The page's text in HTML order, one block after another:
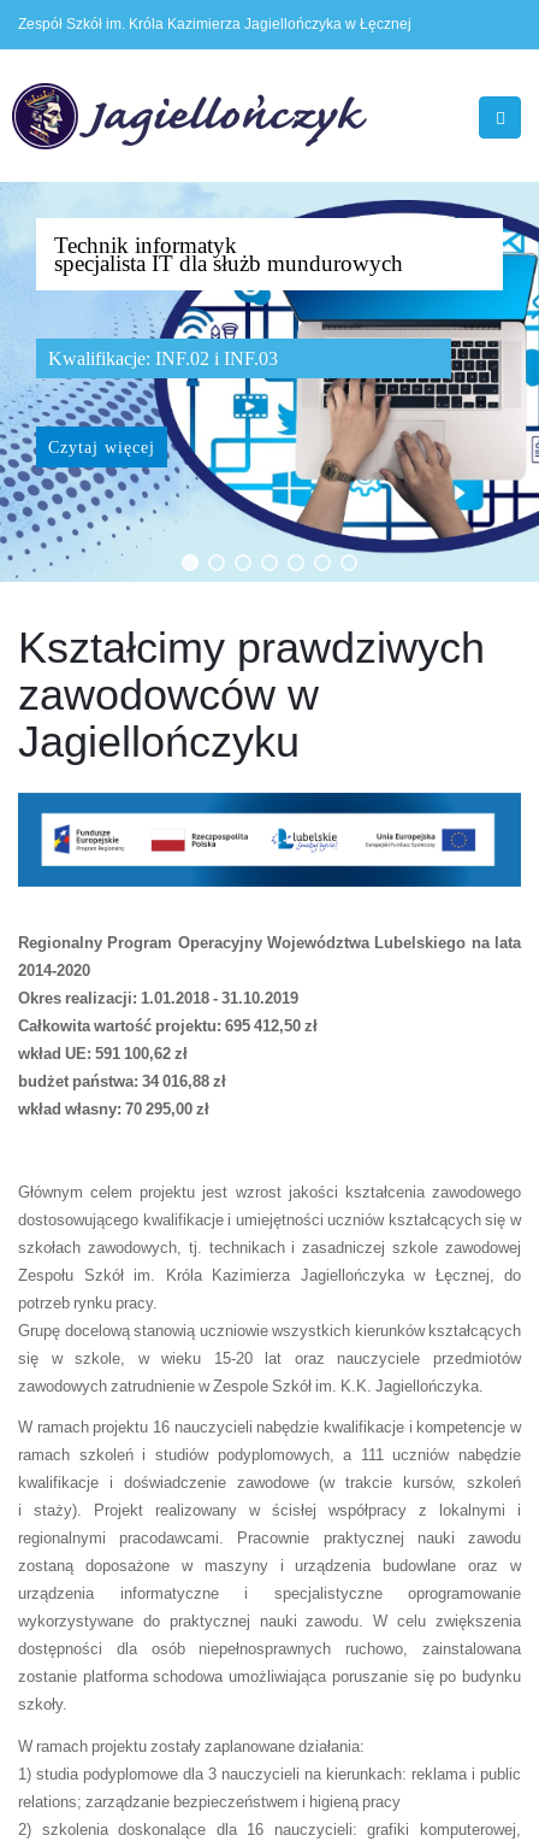
Zespół Szkół im. Króla Kazimierza Jagiellończyka w Łęcznej
Technik informatyk
specjalista IT dla służb mundurowych
Kwalifikacje: INF.02 i INF.03
Czytaj więcej
Kształcimy prawdziwych
zawodowców w
Jagiellończyku
Regionalny Program Operacyjny Województwa Lubelskiego na lata
2014-2020
Okres realizacji: 1.01.2018 - 31.10.2019
Całkowita wartość projektu: 695 412,50 zł
wkład UE: 591 100,62 zł
budżet państwa: 34 016,88 zł
wkład własny: 70 295,00 zł
Głównym celem projektu jest wzrost jakości kształcenia zawodowego
dostosowującego kwalifikacje i umiejętności uczniów kształcących się w
szkołach zawodowych, tj. technikach i zasadniczej szkole zawodowej
Zespołu Szkół im. Króla Kazimierza Jagiellończyka w Łęcznej, do
potrzeb rynku pracy.
Grupę docelową stanowią uczniowie wszystkich kierunków kształcących
się w szkole, w wieku 15-20 lat oraz nauczyciele przedmiotów
zawodowych zatrudnienie w Zespole Szkół im. K.K. Jagiellończyka.
W ramach projektu 16 nauczycieli nabędzie kwalifikacje i kompetencje w
ramach szkoleń i studiów podyplomowych, a 111 uczniów nabędzie
kwalifikacje i doświadczenie zawodowe (w trakcie kursów, szkoleń
i staży). Projekt realizowany w ścisłej współpracy z lokalnymi i
regionalnymi pracodawcami. Pracownie praktycznej nauki zawodu
zostaną doposażone w maszyny i urządzenia budowlane oraz w
urządzenia informatyczne i specjalistyczne oprogramowanie
wykorzystywane do praktycznej nauki zawodu. W celu zwiększenia
dostępności dla osób niepełnosprawnych ruchowo, zainstalowana
zostanie platforma schodowa umożliwiająca poruszanie się po budynku
szkoły.
W ramach projektu zostały zaplanowane działania:
1) studia podyplomowe dla 3 nauczycieli na kierunkach: reklama i public
relations; zarządzanie bezpieczeństwem i higieną pracy
2) szkolenia doskonalące dla 16 nauczycieli: grafiki komputerowej,